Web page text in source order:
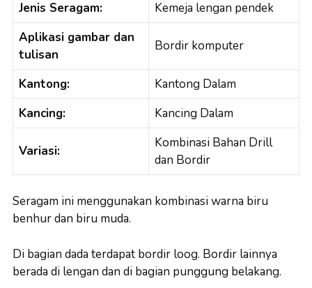
Jenis Seragam:
Kemeja lengan pendek
Aplikasi gambar dan
tulisan
Bordir komputer
Kantong:
Kantong Dalam
Kancing:
Kancing Dalam
Variasi:
Kombinasi Bahan Drill
dan Bordir
Seragam ini menggunakan kombinasi warna biru
benhur dan biru muda.
Di bagian dada terdapat bordir loog. Bordir lainnya
berada di lengan dan di bagian punggung belakang.